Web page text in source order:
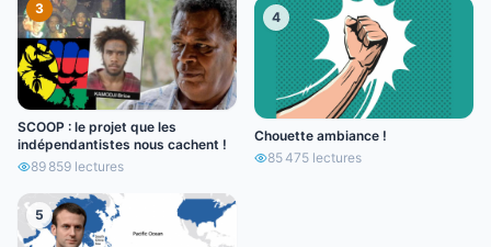
3
SCOOP : le projet que les
indépendantistes nous cachent !
89 859 lectures
4
Chouette ambiance !
85 475 lectures
5